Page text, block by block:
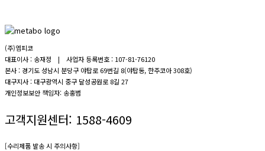
(주)엠피코
대표이사 : 송재정 | 사업자 등록번호 : 107-81-76120
본사 : 경기도 성남시 분당구 야탑로 69번길 8(야탑동, 한주코아 308호)
대구지사 : 대구광역시 중구 달성공원로 8길 27
개인정보보안 책임자: 송홍범
고객지원센터: 1588-4609
[수리제품 발송 시 주의사항]